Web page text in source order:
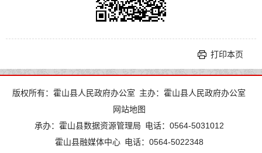
打印本页
版权所有：霍山县人民政府办公室 主办：霍山县人民政府办公室
网站地图
承办：霍山县数据资源管理局 电话：0564-5031012
霍山县融媒体中心 电话：0564-5022348